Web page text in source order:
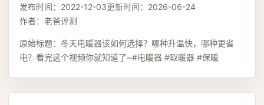
发布时间： 2022-12-03更新时间： 2026-06-24
作者： 老爸评测
原始标题： 冬天电暖器该如何选择？哪种升温快，哪种更省
电？看完这个视频你就知道了~#电暖器 #取暖器 #保暖